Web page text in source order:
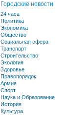
Городские новости
24 часа
Политика
Экономика
Общество
Социальная сфера
Транспорт
Строительство
Экология
Здоровье
Правопорядок
Армия
Спорт
Наука и Образование
История
Культура